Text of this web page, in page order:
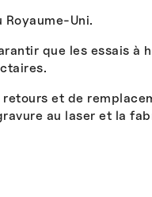
Uni.
que les essais à
et de
au laser et la